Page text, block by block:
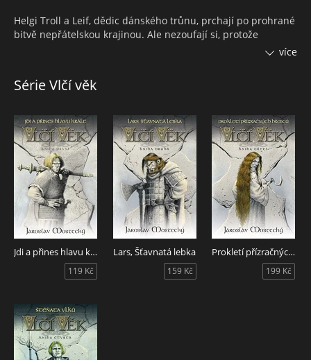
Helgi Troll a Leif, dědic dánského trůnu, prchají po prohrané
bitvě nepřátelskou krajinou. Ale nezoufají si, protože
společnost jim dělá hlava mercijského krále Ethelreda, která
Náhodné setkání s Kaherdinem, mrzákem s královskou krví
zkomplikuje. Leif s Helgim se totiž náhle ocitají přímo
uprostřed řádění sekty vyznavačů ušatých hadů - stvůr,
které si po dlouhých letech spánku žádají maso panen
britských i jiných.
Do obchodování s nebohými dívkami se navíc zapojí
i nechvalně známý jarl Lars, Šťavnatá lebka. A Helgi zjistí, že
mezi oběťmi je i jeho milovaná Ulrika. Nezbývá než tasit
meče, zapět hrdinské písně a na palubě drakkaru plném
berserků se vydat vstříc krvavé řeži všech proti všech!
více
Série Vlčí věk
Jdi a přines hlavu krále
119 Kč
Lars, Šťavnatá lebka
159 Kč
Prokletí přízračných hřebců
199 Kč